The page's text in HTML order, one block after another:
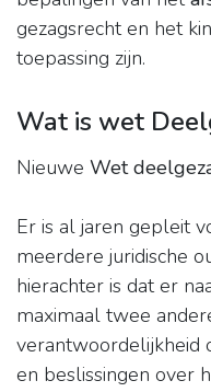
gezagsrecht en het
toepassing zijn.
Wat is wet
Nieuwe Wet
Er is al jaren gepleit
meerdere juridische
hierachter is dat er
maximaal twee
verantwoordelijkheid
en beslissingen over